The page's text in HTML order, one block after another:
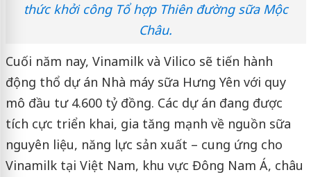
thức khởi công Tổ hợp Thiên đường sữa Mộc
Châu.
Cuối năm nay, Vinamilk và Vilico sẽ tiến hành
động thổ dự án Nhà máy sữa Hưng Yên với quy
mô đầu tư 4.600 tỷ đồng. Các dự án đang được
tích cực triển khai, gia tăng mạnh về nguồn sữa
nguyên liệu, năng lực sản xuất – cung ứng cho
Vinamilk tại Việt Nam, khu vực Đông Nam Á, châu